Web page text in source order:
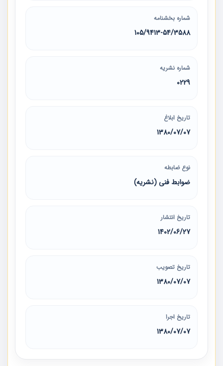
شماره بخشنامه
105/9413-54/3588
شماره نشریه
0229
تاریخ ابلاغ
1380/07/07
نوع ضابطه
ضوابط فنی (نشریه)
تاریخ انتشار
1402/06/27
تاریخ تصویب
1380/07/07
تاریخ اجرا
1380/07/07